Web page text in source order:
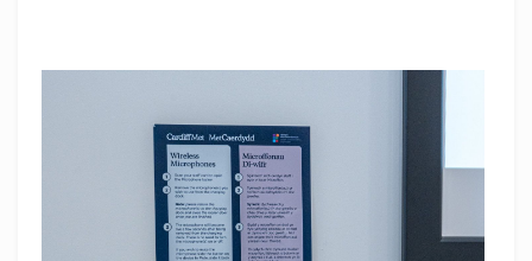
Гітари
обладнання
Електрогітари
Бас-
гітари